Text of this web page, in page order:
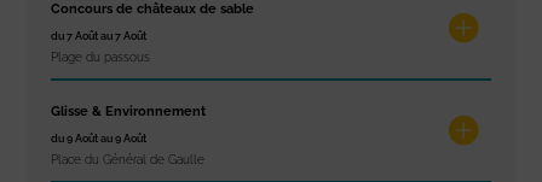
Concours de châteaux de sable
du 7 Août au 7 Août
Plage du passous
Glisse & Environnement
du 9 Août au 9 Août
Place du Général de Gaulle